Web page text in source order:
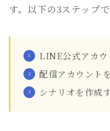
す。以下の3ステップ
LINE公式アカウ
配信アカウント
シナリオを作成